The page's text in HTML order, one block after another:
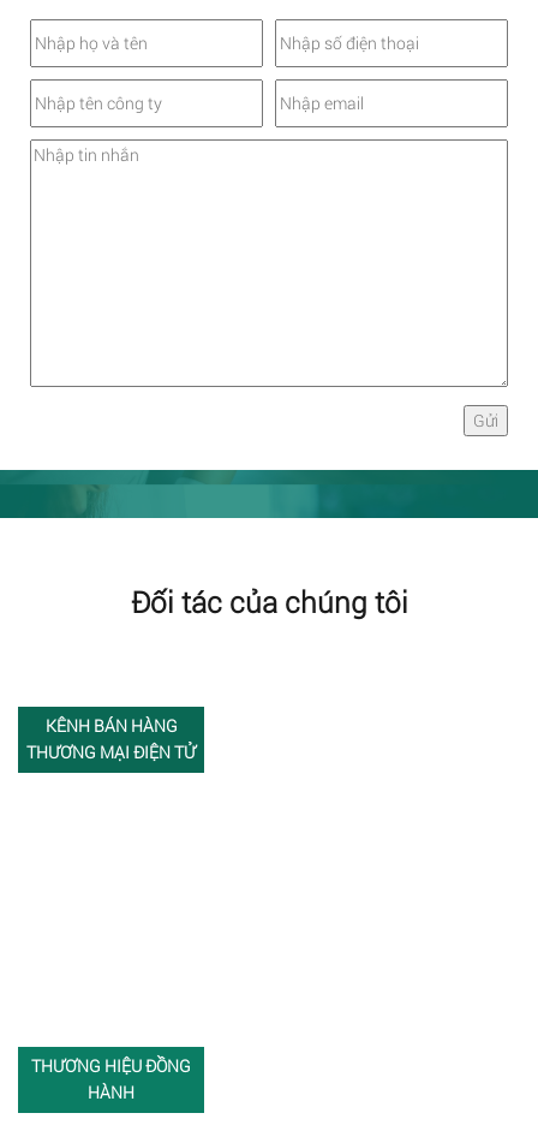
Đối tác của chúng tôi
KÊNH BÁN HÀNG
THƯƠNG MẠI ĐIỆN TỬ
THƯƠNG HIỆU ĐỒNG
HÀNH